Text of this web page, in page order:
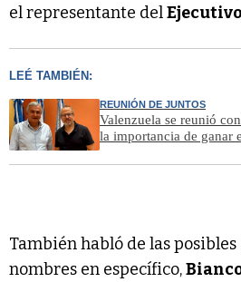
el representante delEjecutivo
LEÉ TAMBIÉN:
REUNIÓN DE JUNTOS
Valenzuela se reunió
la importancia de ganar
También habló de las posibles
nombres en específico,